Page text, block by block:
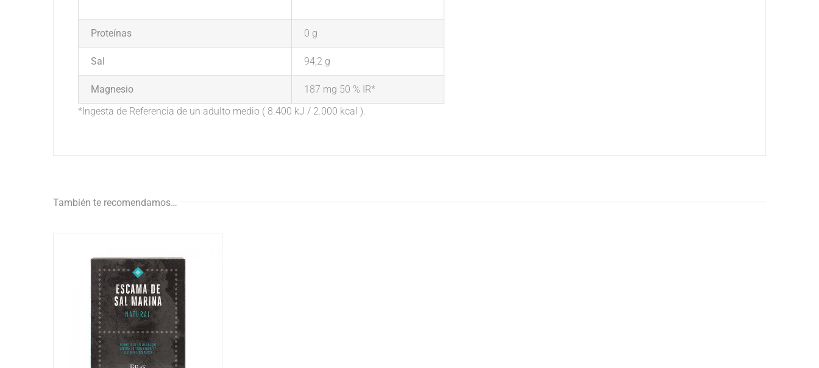
Proteínas 0 g
Sal 94,2 g
Magnesio
187 mg 50 % IR*
*Ingesta de Referencia de un adulto medio ( 8.400 kJ / 2.000 kcal ).
También te recomendamos…